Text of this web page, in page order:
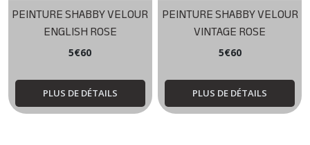
PEINTURE SHABBY VELOUR
ENGLISH ROSE
5€60
PLUS DE DÉTAILS
PEINTURE SHABBY VELOUR
VINTAGE ROSE
5€60
PLUS DE DÉTAILS